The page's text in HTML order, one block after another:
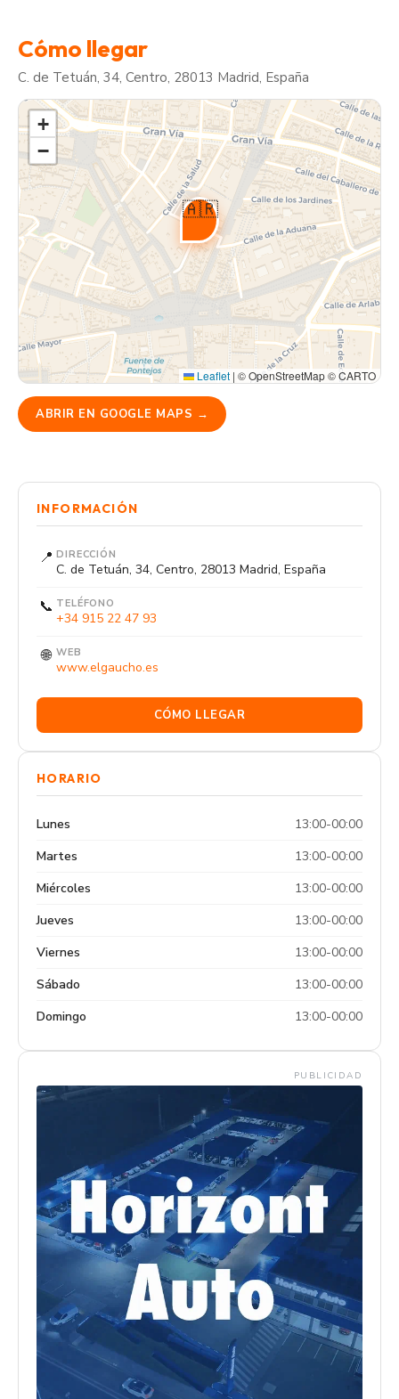
Cómo llegar
C. de Tetuán, 34, Centro, 28013 Madrid, España
🇦🇷
+
−
Leaflet | © OpenStreetMap © CARTO
ABRIR EN GOOGLE MAPS →
INFORMACIÓN
📍 DIRECCIÓN
C. de Tetuán, 34, Centro, 28013 Madrid, España
📞 TELÉFONO
+34 915 22 47 93
🌐 WEB
www.elgaucho.es
CÓMO LLEGAR
HORARIO
Lunes
13:00-00:00
Martes
13:00-00:00
Miércoles
13:00-00:00
Jueves
13:00-00:00
Viernes
13:00-00:00
Sábado
13:00-00:00
Domingo
13:00-00:00
PUBLICIDAD